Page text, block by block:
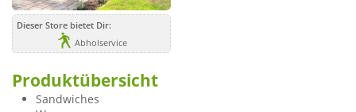
Dieser Store bietet Dir:
Abholservice
Produktübersicht
Sandwiches